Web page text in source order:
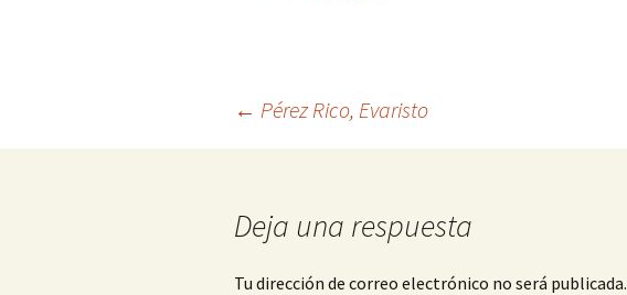
Navegación
← Pérez Rico, Evaristo
Deja una respuesta
Tu dirección de correo electrónico no será publicada.